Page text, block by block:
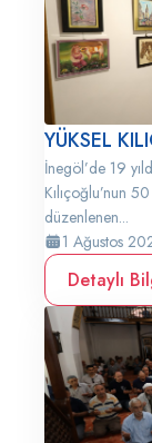
YÜKSEL
İnegöl’de 19
Kılıçoğlu’nun
düzenlenen...
1 Ağustos
Detaylı